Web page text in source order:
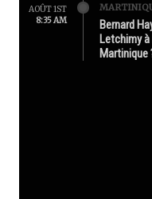
AOÛT 1ST
8:35 AM
Bernard
Letchimy
Martinique